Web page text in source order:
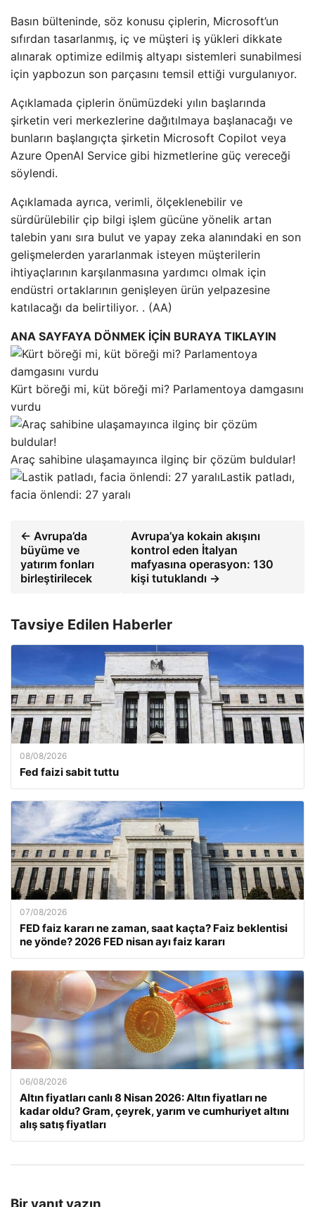
Basın bülteninde, söz konusu çiplerin, Microsoft’un
sıfırdan tasarlanmış, iç ve müşteri iş yükleri dikkate
alınarak optimize edilmiş altyapı sistemleri sunabilmesi
için yapbozun son parçasını temsil ettiği vurgulanıyor.
Açıklamada çiplerin önümüzdeki yılın başlarında
şirketin veri merkezlerine dağıtılmaya başlanacağı ve
bunların başlangıçta şirketin Microsoft Copilot veya
Azure OpenAI Service gibi hizmetlerine güç vereceği
söylendi.
Açıklamada ayrıca, verimli, ölçeklenebilir ve
sürdürülebilir çip bilgi işlem gücüne yönelik artan
talebin yanı sıra bulut ve yapay zeka alanındaki en son
gelişmelerden yararlanmak isteyen müşterilerin
ihtiyaçlarının karşılanmasına yardımcı olmak için
endüstri ortaklarının genişleyen ürün yelpazesine
katılacağı da belirtiliyor. . (AA)
ANA SAYFAYA DÖNMEK İÇİN BURAYA TIKLAYIN
Kürt böreği mi, küt böreği mi? Parlamentoya damgasını
vurdu
Araç sahibine ulaşamayınca ilginç bir çözüm buldular!
Lastik patladı,
facia önlendi: 27 yaralı
← Avrupa’da
büyüme ve
yatırım fonları
birleştirilecek
Avrupa’ya kokain akışını
kontrol eden İtalyan
mafyasına operasyon: 130
kişi tutuklandı →
Tavsiye Edilen Haberler
08/08/2026
Fed faizi sabit tuttu
07/08/2026
FED faiz kararı ne zaman, saat kaçta? Faiz beklentisi
ne yönde? 2026 FED nisan ayı faiz kararı
06/08/2026
Altın fiyatları canlı 8 Nisan 2026: Altın fiyatları ne
kadar oldu? Gram, çeyrek, yarım ve cumhuriyet altını
alış satış fiyatları
Bir yanıt yazın